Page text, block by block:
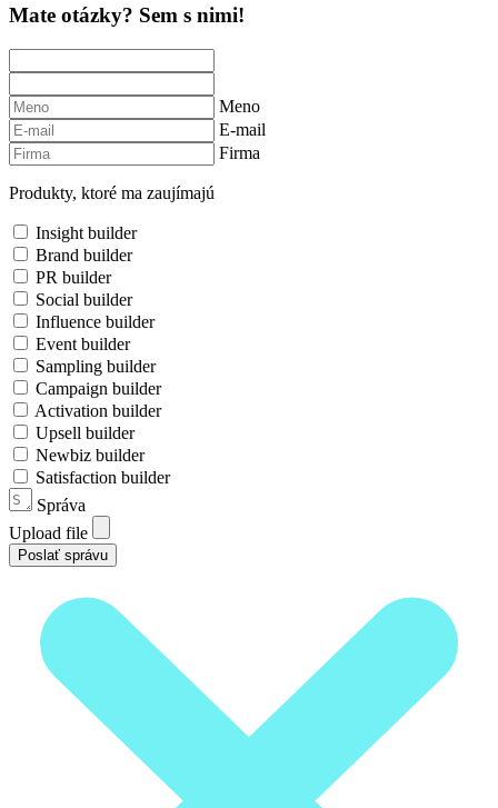
Mate otázky? Sem s nimi!
Meno
E-mail
Firma
Produkty, ktoré ma zaujímajú
Insight builder
Brand builder
PR builder
Social builder
Influence builder
Event builder
Sampling builder
Campaign builder
Activation builder
Upsell builder
Newbiz builder
Satisfaction builder
Správa
Upload file
Poslať správu